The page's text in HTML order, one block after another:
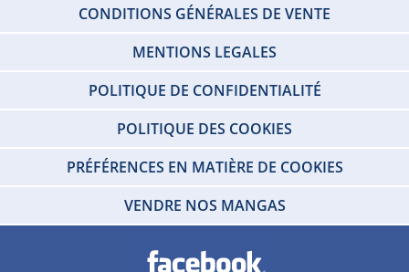
CONDITIONS GÉNÉRALES DE VENTE
MENTIONS LEGALES
POLITIQUE DE CONFIDENTIALITÉ
POLITIQUE DES COOKIES
PRÉFÉRENCES EN MATIÈRE DE COOKIES
VENDRE NOS MANGAS